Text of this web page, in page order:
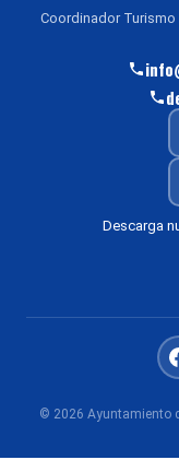
Coordinador
Descarga
© 2026 Ayuntamiento